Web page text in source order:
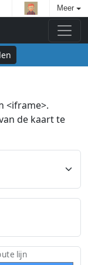
Meer
<iframe>.
de kaart te
lijn